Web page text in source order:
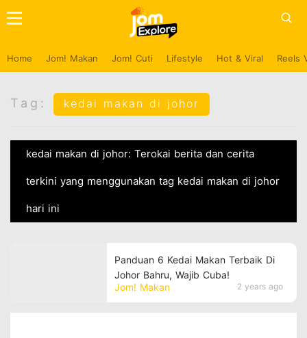
Home Jom! Makan Jom! Cuti Lifestyle Hot & Viral Reels
Tag: kedai makan di johor
kedai makan di johor: Terokai berita dan cerita
terkini yang menggunakan tag kedai makan di johor
hari ini
Jom! Makan 2 years ago
Panduan 6 Kedai Makan Terbaik Di
Johor Bahru, Wajib Cuba!